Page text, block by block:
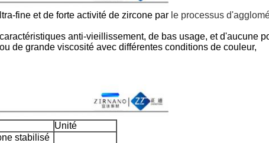
fine et de forte activité de zircone par le processus
anti-vieillissement, de bas usage, et d'aucune
de grande viscosité avec différentes conditions de couleur,
Unité
stabilisé